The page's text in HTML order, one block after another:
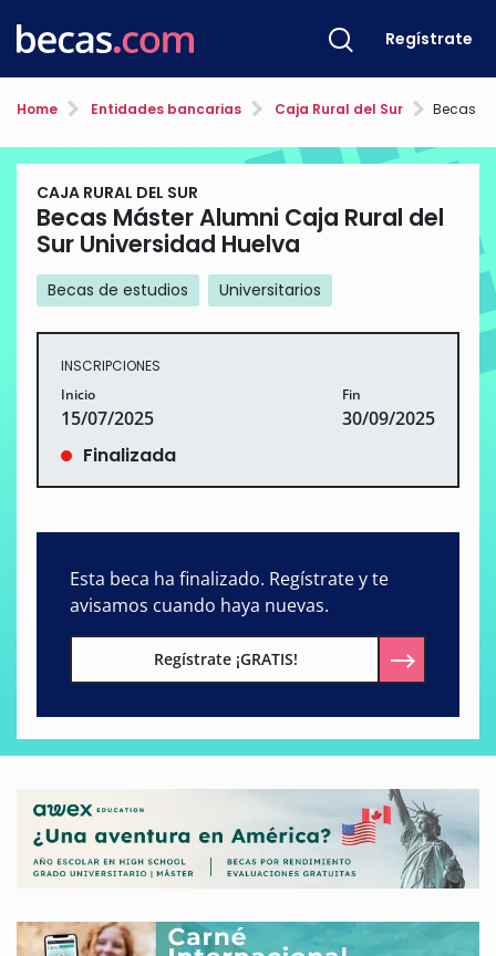
Regístrate
Home Entidades bancarias Caja Rural del Sur Becas Máster
CAJA RURAL DEL SUR
Becas Máster Alumni Caja Rural del
Sur Universidad Huelva
Becas de estudios Universitarios
INSCRIPCIONES
Inicio
15/07/2025
Fin
30/09/2025
Finalizada
Esta beca ha finalizado. Regístrate y te
avisamos cuando haya nuevas.
Regístrate ¡GRATIS!